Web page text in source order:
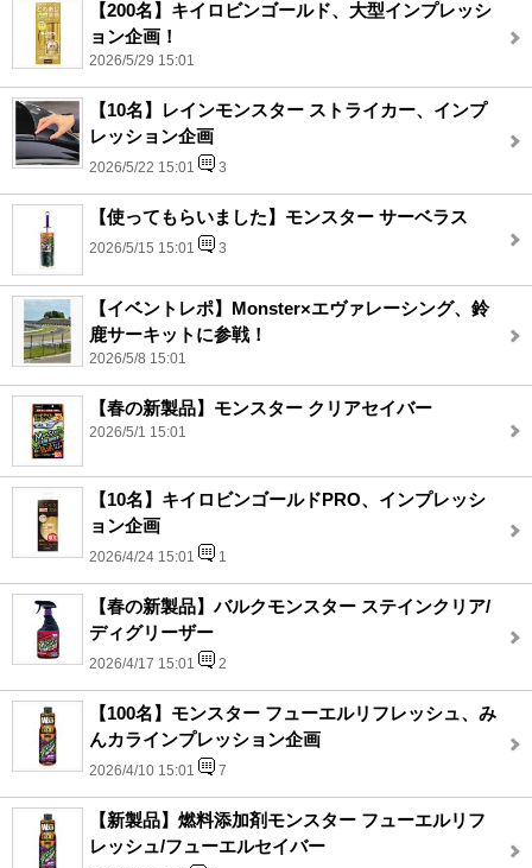
【200名】キイロビンゴールド、大型インプレッシ
ョン企画！
2026/5/29 15:01
【10名】レインモンスター ストライカー、インプ
レッション企画
2026/5/22 15:01 3
【使ってもらいました】モンスター サーベラス
2026/5/15 15:01 3
【イベントレポ】Monster×エヴァレーシング、鈴
鹿サーキットに参戦！
2026/5/8 15:01
【春の新製品】モンスター クリアセイバー
2026/5/1 15:01
【10名】キイロビンゴールドPRO、インプレッシ
ョン企画
2026/4/24 15:01 1
【春の新製品】バルクモンスター ステインクリア/
ディグリーザー
2026/4/17 15:01 2
【100名】モンスター フューエルリフレッシュ、み
んカラインプレッション企画
2026/4/10 15:01 7
【新製品】燃料添加剤モンスター フューエルリフ
レッシュ/フューエルセイバー